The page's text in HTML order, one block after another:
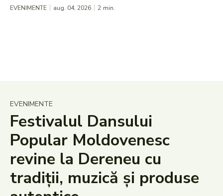
EVENIMENTE aug. 04, 2026 2 min.